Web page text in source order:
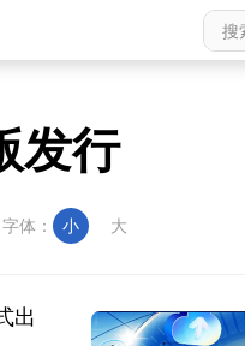
发行
字体： 小 大
出